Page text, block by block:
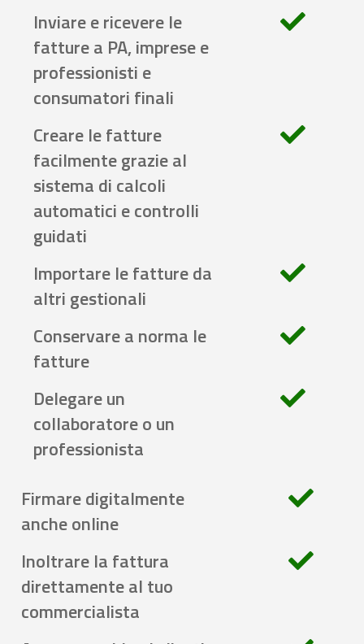
Inviare e ricevere le
fatture a PA, imprese e
professionisti e
consumatori finali
Creare le fatture
facilmente grazie al
sistema di calcoli
automatici e controlli
guidati
Importare le fatture da
altri gestionali
Conservare a norma le
fatture
Delegare un
collaboratore o un
professionista
Firmare digitalmente
anche online
Inoltrare la fattura
direttamente al tuo
commercialista